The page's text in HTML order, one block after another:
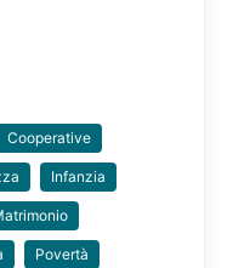
Cooperative
Infanzia
Povertà